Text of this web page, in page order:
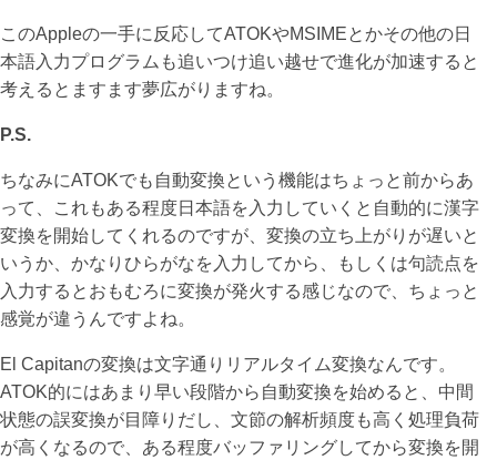
このAppleの一手に反応してATOKやMSIMEとかその他の日
本語入力プログラムも追いつけ追い越せで進化が加速すると
考えるとますます夢広がりますね。
P.S.
ちなみにATOKでも自動変換という機能はちょっと前からあ
って、これもある程度日本語を入力していくと自動的に漢字
変換を開始してくれるのですが、変換の立ち上がりが遅いと
いうか、かなりひらがなを入力してから、もしくは句読点を
入力するとおもむろに変換が発火する感じなので、ちょっと
感覚が違うんですよね。
El Capitanの変換は文字通りリアルタイム変換なんです。
ATOK的にはあまり早い段階から自動変換を始めると、中間
状態の誤変換が目障りだし、文節の解析頻度も高く処理負荷
が高くなるので、ある程度バッファリングしてから変換を開